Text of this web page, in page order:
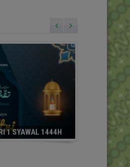
1 SYAWAL 1444H